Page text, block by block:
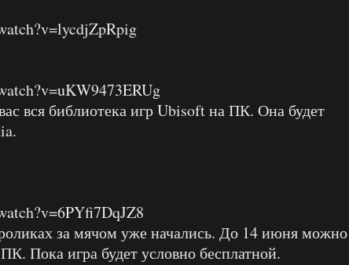
вся библиотека игр Ubisoft на ПК. Она будет
за мячом уже начались. До 14 июня можно
Пока игра будет условно бесплатной.